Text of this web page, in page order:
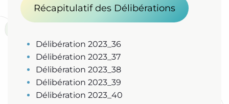
Récapitulatif des Délibérations
Délibération 2023_36
Délibération 2023_37
Délibération 2023_38
Délibération 2023_39
Délibération 2023_40